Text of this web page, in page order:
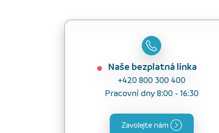
Naše bezplatná linka
+420 800 300 400
Pracovní dny 8:00 - 16:30
Zavolejte nám